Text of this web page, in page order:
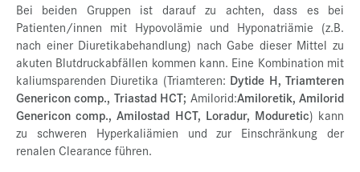
Bei beiden Gruppen ist darauf zu achten, dass es bei
Patienten/innen mit Hypovolämie und Hyponatriämie (z.B.
nach einer Diuretikabehandlung) nach Gabe dieser Mittel zu
akuten Blutdruckabfällen kommen kann. Eine Kombination mit
kaliumsparenden Diuretika (Triamteren: Dytide H, Triamteren
Genericon comp., Triastad HCT; Amilorid:Amiloretik, Amilorid
Genericon comp., Amilostad HCT, Loradur, Moduretic) kann
zu schweren Hyperkaliämien und zur Einschränkung der
renalen Clearance führen.